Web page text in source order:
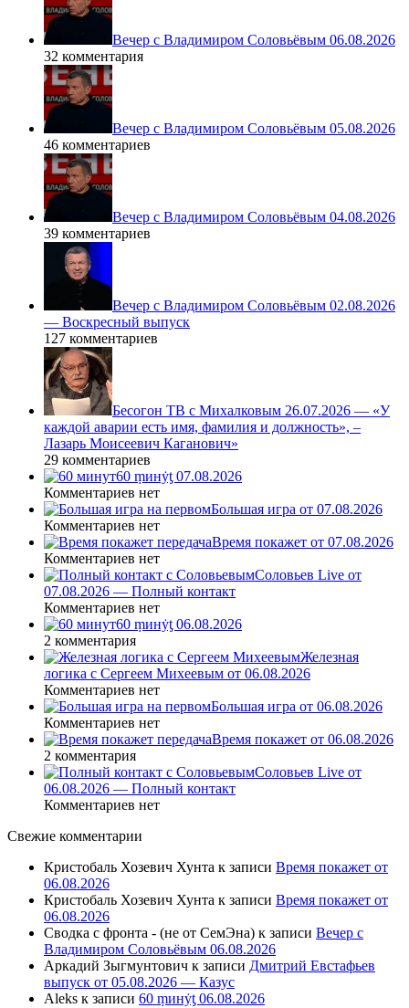
Вечер с Владимиром Соловьёвым 06.08.2026
32 комментария
Вечер с Владимиром Соловьёвым 05.08.2026
46 комментариев
Вечер с Владимиром Соловьёвым 04.08.2026
39 комментариев
Вечер с Владимиром Соловьёвым 02.08.2026
— Воскресный выпуск
127 комментариев
Бесогон ТВ с Михалковым 26.07.2026 — «У
каждой аварии есть имя, фамилия и должность», –
Лазарь Моисеевич Каганович»
29 комментариев
60 ṃинẏƫ 07.08.2026
Комментариев нет
Большая игра от 07.08.2026
Комментариев нет
Время покажет от 07.08.2026
Комментариев нет
Соловьев Live от
07.08.2026 — Полный контакт
Комментариев нет
60 ṃинẏƫ 06.08.2026
2 комментария
Железная
логика с Сергеем Михеевым от 06.08.2026
Комментариев нет
Большая игра от 06.08.2026
Комментариев нет
Время покажет от 06.08.2026
2 комментария
Соловьев Live от
06.08.2026 — Полный контакт
Комментариев нет
Свежие комментарии
Кристобаль Хозевич Хунта к записи Время покажет от
06.08.2026
Кристобаль Хозевич Хунта к записи Время покажет от
06.08.2026
Сводка с фронта - (не от СемЭна) к записи Вечер с
Владимиром Соловьёвым 06.08.2026
Аркадий Зыгмунтович к записи Дмитрий Евстафьев
выпуск от 05.08.2026 — Казус
Aleks к записи 60 ṃинẏƫ 06.08.2026